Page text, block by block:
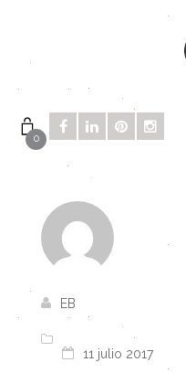
0
EB
11 julio 2017